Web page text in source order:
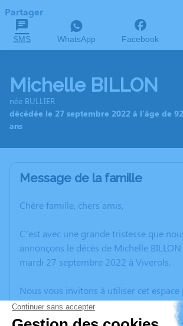
Partager
SMS WhatsApp Facebook
Michelle BILLON
née BULLIER
décédée le 27 septembre 2022 à l'âge de 92
ans
Message de la famille
Chère famille, chers amis,
C’est avec une grande tristesse que
annonçons le décès de Michelle
mardi 27 septembre 2022 à Viverols.
Nous vous invitons à utiliser cet espace
vos condoléances, partager des photos
anecdote ou exprimer vos pensées à